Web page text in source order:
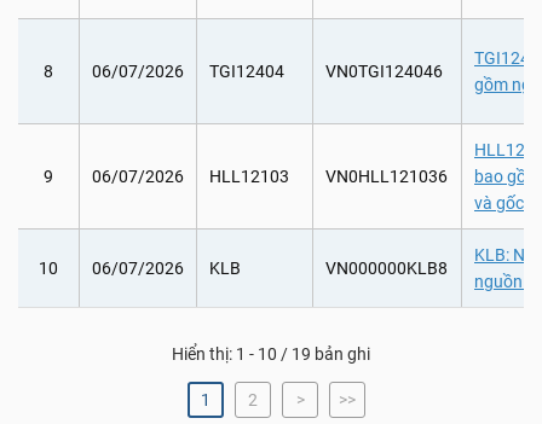
8 06/07/2026 TGI12404 VN0TGI124046
gồm
9 06/07/2026 HLL12103 VN0HLL121036
bao
và gốc
10 06/07/2026 KLB VN000000KLB8
KLB:
nguồn
Hiển thị: 1 - 10 / 19 bản ghi
1 2 > >>